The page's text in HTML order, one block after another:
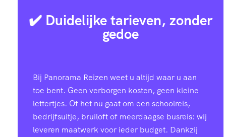
✔️ Duidelijke tarieven, zonder
gedoe
Bij Panorama Reizen weet u altijd waar u aan
toe bent. Geen verborgen kosten, geen kleine
lettertjes. Of het nu gaat om een schoolreis,
bedrijfsuitje, bruiloft of meerdaagse busreis: wij
leveren maatwerk voor ieder budget. Dankzij